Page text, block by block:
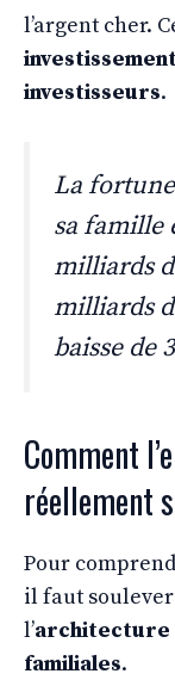
l’argent cher.
investisseurs.
La
sa famille
milliards
milliards
baisse de
Comment
réellement
Pour
il faut
l’architecture
familiales.